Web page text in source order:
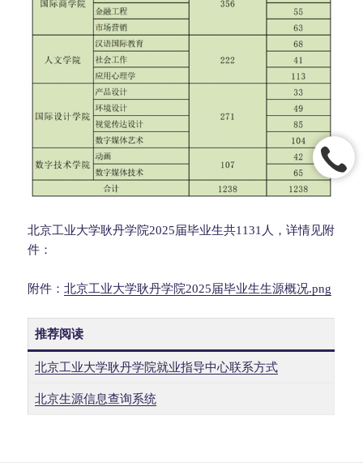
北京工业大学耿丹学院2025届毕业生共1131人，详情见附
件：
附件：北京工业大学耿丹学院2025届毕业生生源概况.png
推荐阅读
北京工业大学耿丹学院就业指导中心联系方式
北京生源信息查询系统